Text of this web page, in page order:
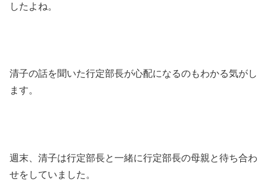
したよね。
清子の話を聞いた行定部長が心配になるのもわかる気がし
ます。
週末、清子は行定部長と一緒に行定部長の母親と待ち合わ
せをしていました。